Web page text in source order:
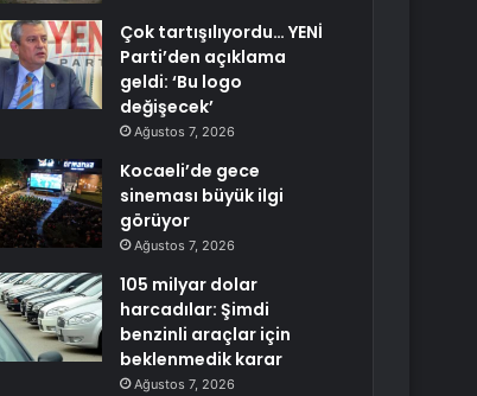
Çok tartışılıyordu… YENİ
Parti’den açıklama
geldi: ‘Bu logo
değişecek’
Ağustos 7, 2026
Kocaeli’de gece
sineması büyük ilgi
görüyor
Ağustos 7, 2026
105 milyar dolar
harcadılar: Şimdi
benzinli araçlar için
beklenmedik karar
Ağustos 7, 2026